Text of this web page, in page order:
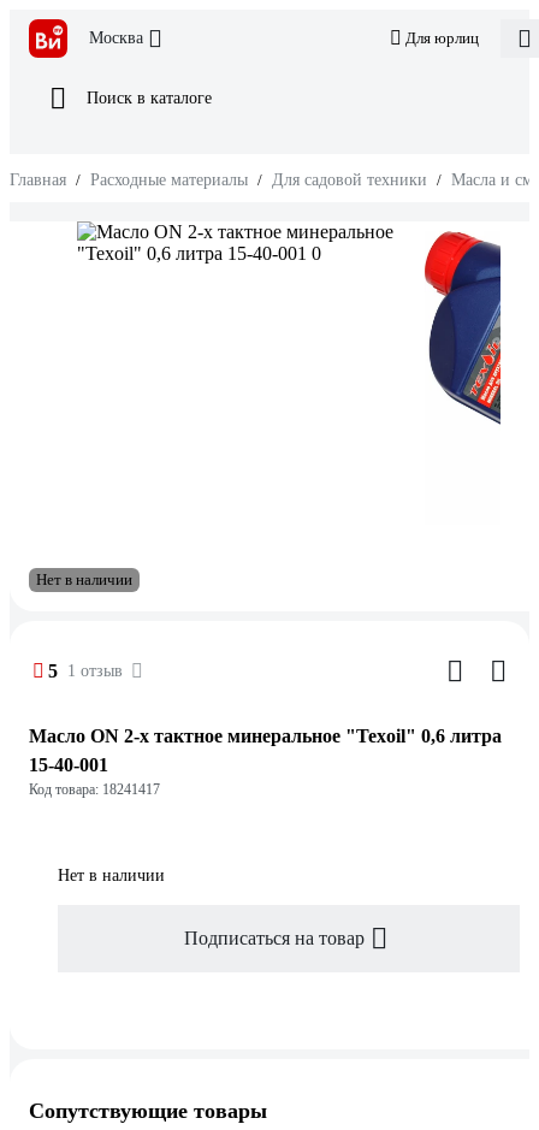
Москва Для юрлиц
Поиск в каталоге
Главная / Расходные материалы / Для садовой техники / Масла и
Нет в наличии
5 1 отзыв
Масло ON 2-х тактное минеральное "Texoil" 0,6 литра
15-40-001
Код товара: 18241417
Нет в наличии
Подписаться на товар
Сопутствующие товары